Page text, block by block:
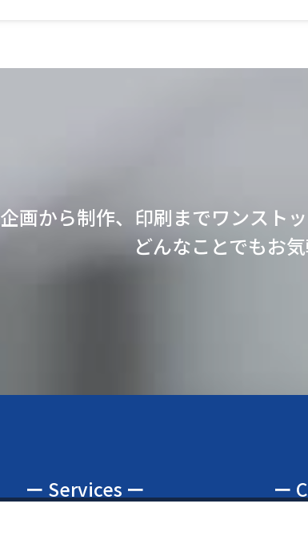
企画から制作、印刷までワンスト
どんなことでもお
ー Services ー ー